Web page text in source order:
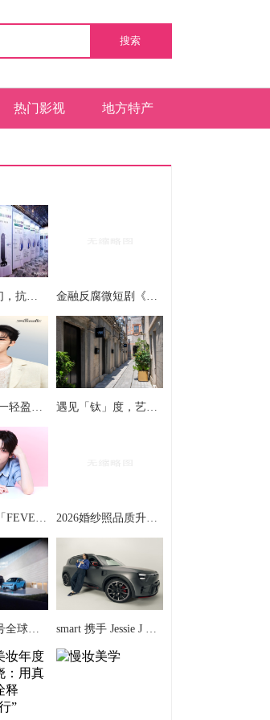
搜索
热门影视 地方特产
30+的姐妹们，抗衰这条路上谁还没踩过几个坑？ 金融反腐微短剧《K线成长记》第八集
「钛」度如一轻盈演绎 Silhouette诗乐眼镜官宣朱正廷成为全球品牌「钛」度大使 遇见「钛」度，艺「镜」共生 —— Silhouette诗乐眼镜「钛」度限时体验空间轻盈启境
INTO YOU「FEVER热恋」礼盒全新上市，解锁夏日色彩美学 2026婚纱照品质升级：告白摄影以法式优势登顶，两大品牌协同发力
smart精灵6号全球首次亮相 重塑豪华掀背轿车新标杆 ​smart 携手 Jessie J 开启“Change of Perspectives”全球品牌战役